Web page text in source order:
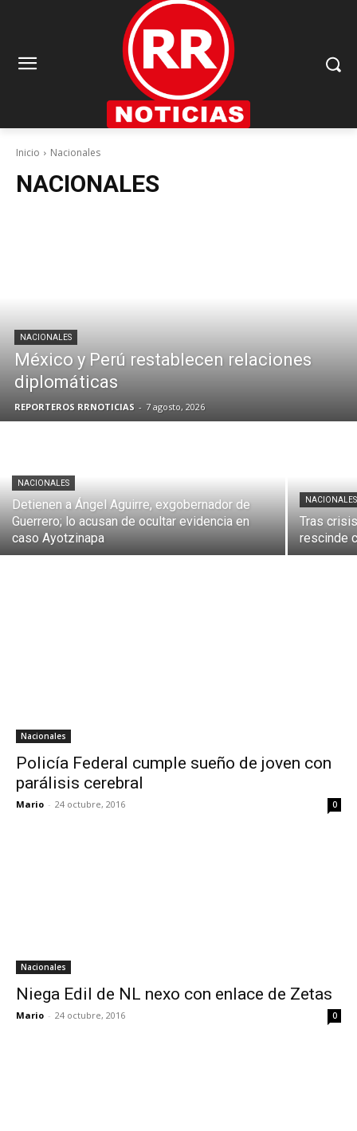
Inicio Nacionales
NACIONALES
NACIONALES
México y Perú restablecen relaciones
diplomáticas
REPORTEROS RRNOTICIAS - 7 agosto, 2026
NACIONALES
Detienen a Ángel Aguirre, exgobernador de
Guerrero; lo acusan de ocultar evidencia en
caso Ayotzinapa
NACIONALES
Tras
rescinde
Nacionales
Policía Federal cumple sueño de joven con
parálisis cerebral
Mario - 24 octubre, 2016 0
Nacionales
Niega Edil de NL nexo con enlace de Zetas
Mario - 24 octubre, 2016 0